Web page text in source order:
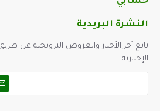
النشرة البريدية
تابع آخر الأخبار والعروض الترويجية عن
الإخبارية